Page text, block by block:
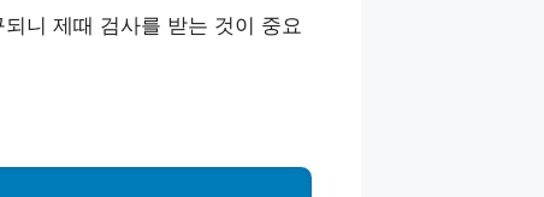
니 제때 검사를 받는 것이 중요